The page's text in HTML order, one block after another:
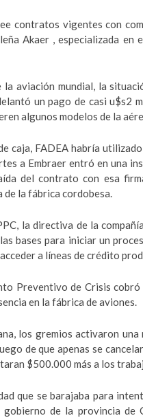
contratos vigentes con
Akaer , especializada
la aviación mundial, la
un pago de casi u$s2
algunos modelos de la
caja, FADEA habría
a Embraer entró en una
del contrato con esa
la fábrica cordobesa.
la directiva de la
bases para iniciar un
a líneas de crédito
Preventivo de Crisis
en la fábrica de aviones.
los gremios activaron
de que apenas se
$500.000 más a los
que se barajaba para
de la provincia de